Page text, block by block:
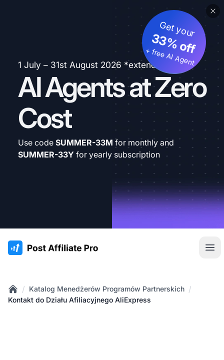
1 July – 31st August 2026 *extended
AI Agents at Zero
Cost
Get your
33% off
+ free AI Agent
Use code SUMMER-33M for monthly and
SUMMER-33Y for yearly subscription
:site.title
Home
/ Katalog Menedżerów Programów Partnerskich /
Kontakt do Działu Afiliacyjnego AliExpress